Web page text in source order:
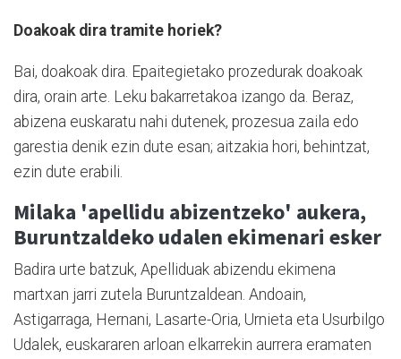
Doakoak dira tramite horiek?
Bai, doakoak dira. Epaitegietako prozedurak doakoak
dira, orain arte. Leku bakarretakoa izango da. Beraz,
abizena euskaratu nahi dutenek, prozesua zaila edo
garestia denik ezin dute esan; aitzakia hori, behintzat,
ezin dute erabili.
Milaka 'apellidu abizentzeko' aukera,
Buruntzaldeko udalen ekimenari esker
Badira urte batzuk, Apelliduak abizendu ekimena
martxan jarri zutela Buruntzaldean. Andoain,
Astigarraga, Hernani, Lasarte-Oria, Urnieta eta Usurbilgo
Udalek, euskararen arloan elkarrekin aurrera eramaten